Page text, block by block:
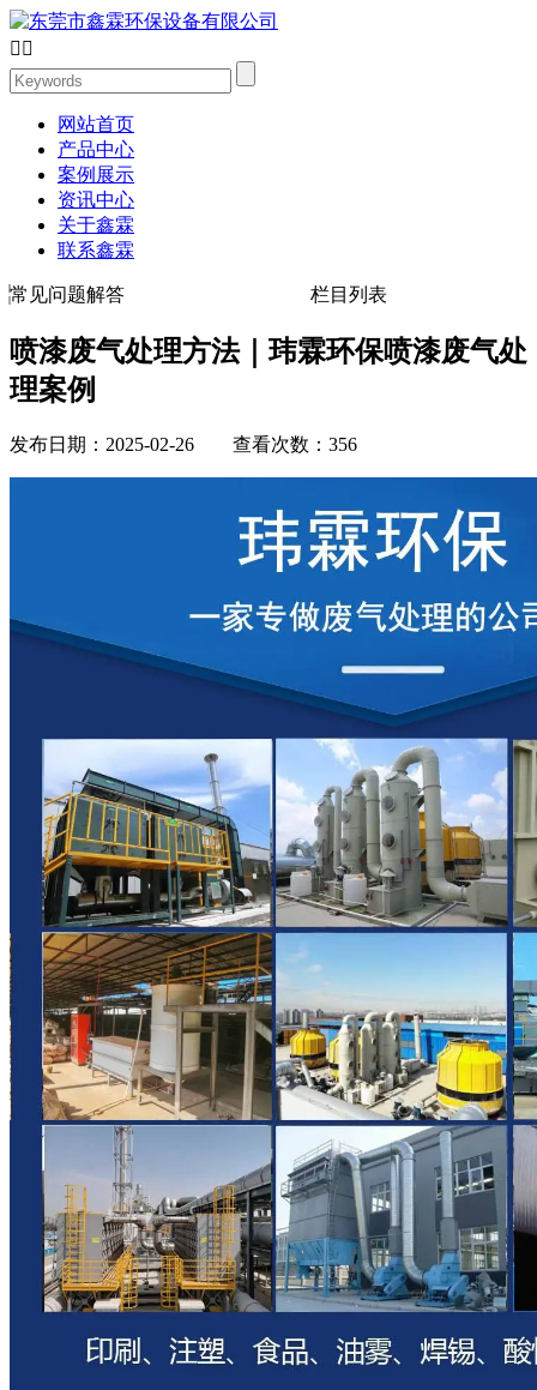
 
网站首页
产品中心
案例展示
资讯中心
关于鑫霖
联系鑫霖
常见问题解答 栏目列表
喷漆废气处理方法｜玮霖环保喷漆废气处
理案例
发布日期：2025-02-26 查看次数：356